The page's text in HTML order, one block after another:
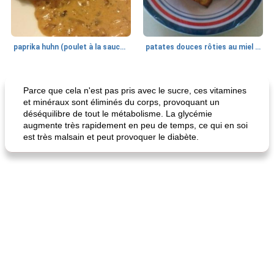
paprika huhn (poulet à la sauce paprika). patates douces rôties au miel / kumara
Parce que cela n'est pas pris avec le sucre, ces vitamines
et minéraux sont éliminés du corps, provoquant un
déséquilibre de tout le métabolisme. La glycémie
augmente très rapidement en peu de temps, ce qui en soi
est très malsain et peut provoquer le diabète.